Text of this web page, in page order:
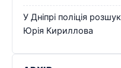
У Дніпрі поліція
Юрія Кириллова